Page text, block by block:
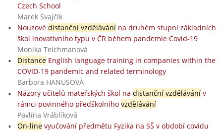
Czech School
Marek Svajčík
Nouzové distanční vzdělávánína druhém stupni základních
škol inovativního typu v ČR během pandemie Covid-19
Monika Teichmanová
DistanceEnglish language training in companies within the
COVID-19 pandemic and related terminology
Barbora HANUSOVÁ
Názory učitelů mateřských škol na distanční vzdělávánív
rámci povinného předškolního vzdělávání
Pavlína Vráblíková
On-linevyučování předmětu Fyzika na SŠ v období covidu